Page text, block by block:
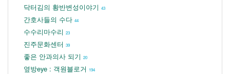
닥터김의 황반변성이야기 43
간호사들의 수다 44
수수리마수리 23
진주문화센터 39
좋은 안과의사 되기 20
옆방eye : 객원블로거 194